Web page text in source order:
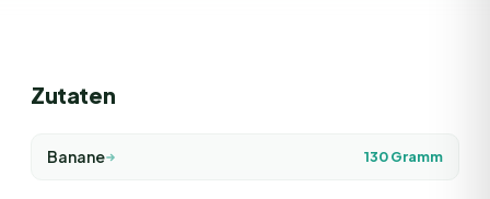
Zutaten
Banane 130Gramm